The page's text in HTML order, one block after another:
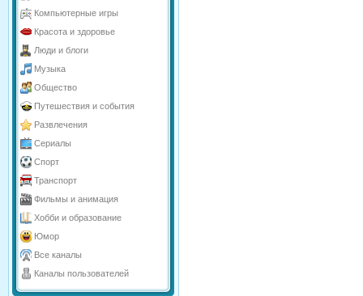
Компьютерные игры
Красота и здоровье
Люди и блоги
Музыка
Общество
Путешествия и события
Развлечения
Сериалы
Спорт
Транспорт
Фильмы и анимация
Хобби и образование
Юмор
Все каналы
Каналы пользователей